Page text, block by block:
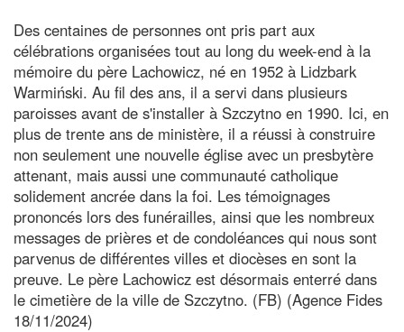
Des centaines de personnes ont pris part aux
célébrations organisées tout au long du week-end à la
mémoire du père Lachowicz, né en 1952 à Lidzbark
Warmiński. Au fil des ans, il a servi dans plusieurs
paroisses avant de s'installer à Szczytno en 1990. Ici, en
plus de trente ans de ministère, il a réussi à construire
non seulement une nouvelle église avec un presbytère
attenant, mais aussi une communauté catholique
solidement ancrée dans la foi. Les témoignages
prononcés lors des funérailles, ainsi que les nombreux
messages de prières et de condoléances qui nous sont
parvenus de différentes villes et diocèses en sont la
preuve. Le père Lachowicz est désormais enterré dans
le cimetière de la ville de Szczytno. (FB) (Agence Fides
18/11/2024)